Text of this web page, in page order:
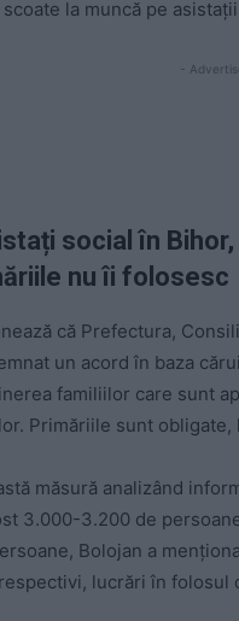
la muncă pe
-
social în
nu îi folosesc
că Prefectura,
un acord în baza
familiilor care sunt
Primăriile sunt
măsură analizând
3.000-3.200 de
Bolojan a
lucrări în folosul